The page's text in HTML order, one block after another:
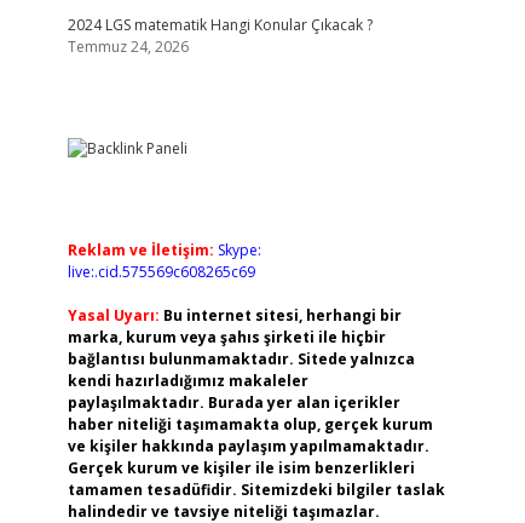
2024 LGS matematik Hangi Konular Çıkacak ?
Temmuz 24, 2026
Reklam ve İletişim: Skype:
live:.cid.575569c608265c69
Yasal Uyarı: Bu internet sitesi, herhangi bir
marka, kurum veya şahıs şirketi ile hiçbir
bağlantısı bulunmamaktadır. Sitede yalnızca
kendi hazırladığımız makaleler
paylaşılmaktadır. Burada yer alan içerikler
haber niteliği taşımamakta olup, gerçek kurum
ve kişiler hakkında paylaşım yapılmamaktadır.
Gerçek kurum ve kişiler ile isim benzerlikleri
tamamen tesadüfidir. Sitemizdeki bilgiler taslak
halindedir ve tavsiye niteliği taşımazlar.